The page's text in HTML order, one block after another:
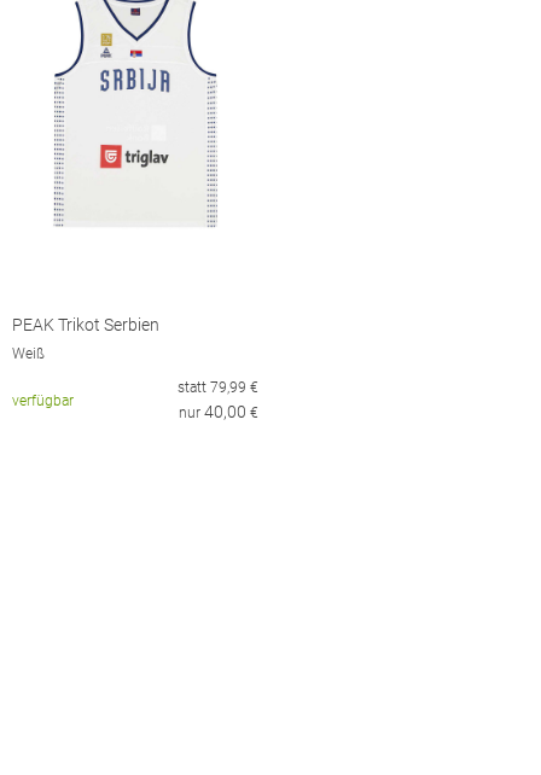
PEAK Trikot Serbien
Weiß
verfügbar
statt 79,99 €
nur 40,00 €